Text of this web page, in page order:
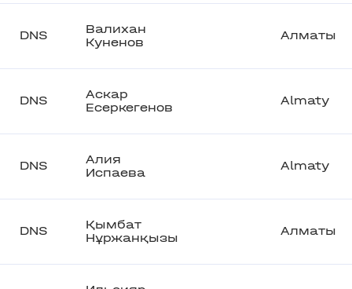
DNS
Валихан
Куненов
Алматы
DNS
Аскар
Есеркегенов
Almaty
DNS
Алия
Испаева
Almaty
DNS
Қымбат
Нұржанқызы
Алматы